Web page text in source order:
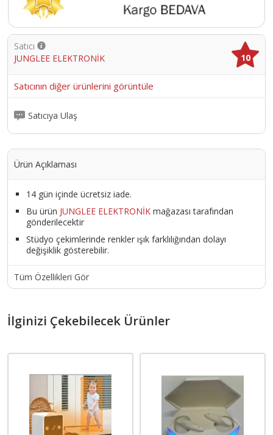
Home theaterKontrast oranı 18000:1Ağırlık 750gLens Manuel
odaklamaMarka adı OPNEW-A007Model Numarası A007Özellik
Pico, Kısa mesafeli, 3D hazır, 3D Dahili, Internet Hazır, Internet
Dahili, Dahili Hoparlörler, SDK kullanılabilir, Cepte, HIFI
STEREOOperasyon sistemi Android 9Model OPNEW-A007Renk
Siyah, beyaz
Satıcı
JUNGLEE ELEKTRONİK
10
Satıcının diğer ürünlerini görüntüle
Satıcıya Ulaş
Ürün Açıklaması
14 gün içinde ücretsiz iade.
Bu ürün JUNGLEE ELEKTRONİK mağazası tarafından
gönderilecektir
Stüdyo çekimlerinde renkler ışık farklılığından dolayı
değişiklik gösterebilir.
Tüm Özellikleri Gör
İlginizi Çekebilecek Ürünler